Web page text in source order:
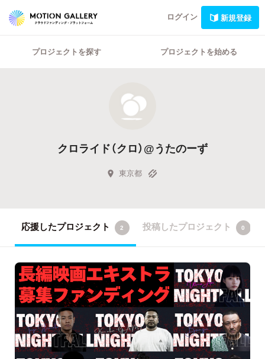
ログイン 新規登録
プロジェクトを探す プロジェクトを始める
クロライド（クロ）@うたのーず
東京都
応援したプロジェクト 2 投稿したプロジェクト 0